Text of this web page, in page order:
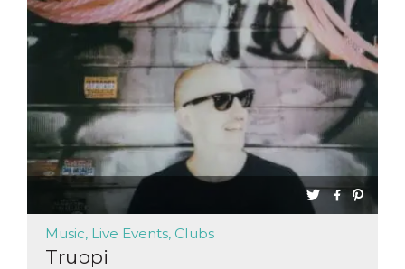
Music, Live Events, Clubs
Truppi